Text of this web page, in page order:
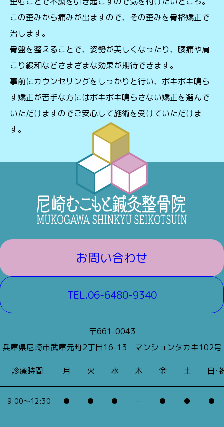
この歪みから痛みが出ますので、その歪みを骨格矯正で
治します。
骨盤を整えることで、姿勢が美しくなったり、腰痛や肩
こり緩和などさまざまな効果が期待できます。
事前にカウンセリングをしっかりと行い、ボキボキ鳴ら
す矯正が苦手な方にはボキボキ鳴らさない矯正を選んで
いただけますのでご安心して施術を受けていただけま
す。
お問い合わせ
TEL.06-6480-9340
〒661-0043
兵庫県尼崎市武庫元町2丁目16-13 マンションタカキ102号
診療時間 月 火 水 木 金 土 日･
9:00～12:30 ● ● ● ー ● ● ●